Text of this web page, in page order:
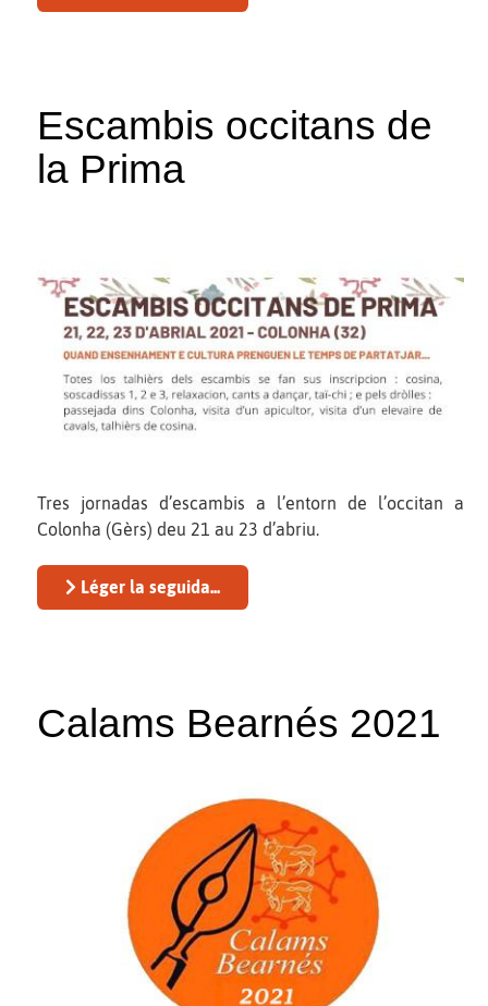
Escambis occitans de
la Prima
Tres jornadas d’escambis a l’entorn de l’occitan a
Colonha (Gèrs) deu 21 au 23 d’abriu.
Léger la seguida...
Calams Bearnés 2021